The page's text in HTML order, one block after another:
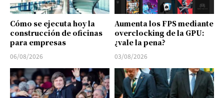
Cómo se ejecuta hoy la
construcción de oficinas
para empresas
06/08/2026
Aumenta los FPS mediante
overclocking de la GPU:
¿vale la pena?
03/08/2026